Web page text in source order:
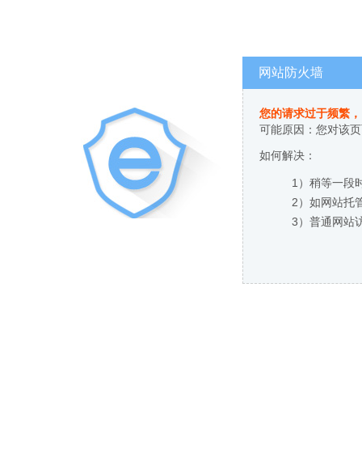
网站防火墙
您的请求过于频繁
可能原因：您对该
如何解决：
1）稍等一段
2）如网站托
3）普通网站